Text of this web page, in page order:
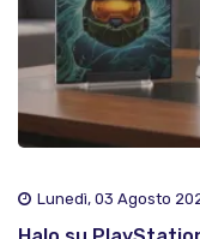
Lunedì, 03 Agosto